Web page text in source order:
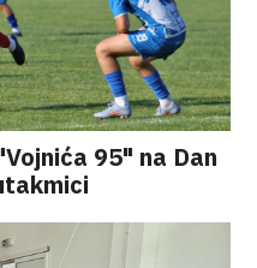
95" na Dan